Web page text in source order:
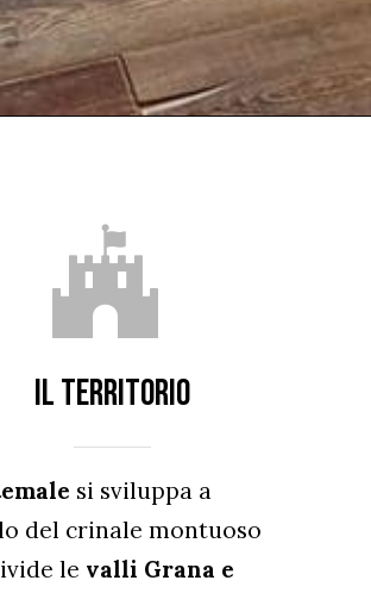
IL TERRITORIO
si sviluppa a
del crinale montuoso
le valli Grana e